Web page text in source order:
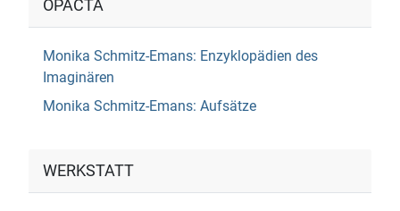
OPACTA
Monika Schmitz-Emans: Enzyklopädien des
Imaginären
Monika Schmitz-Emans: Aufsätze
WERKSTATT